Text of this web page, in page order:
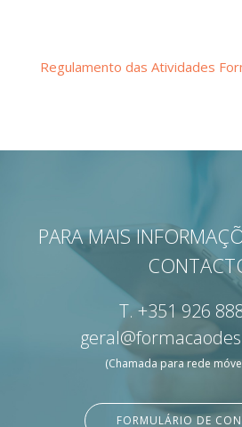
Regulamento das Atividades
PARA MAIS
T.+351 926
(Chamada para rede
FORMULÁRIO DE